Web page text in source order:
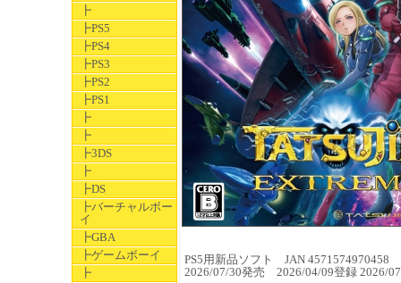
┣
┣PS5
┣PS4
┣PS3
┣PS2
┣PS1
┣
┣
┣3DS
┣
┣DS
┣バーチャルボー
イ
┣GBA
┣ゲームボーイ
┣
PS5用新品ソフト JAN 4571574970458
2026/07/30発売 2026/04/09登録 2026/